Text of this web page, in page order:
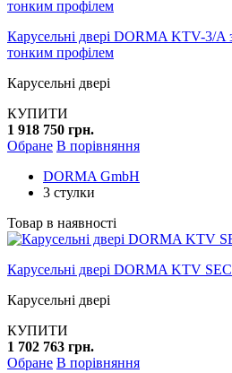
Карусельні двері DORMA KTV-3/A
тонким профілем
Карусельні двері
КУПИТИ
1 918 750 грн.
Обране В порівняння
DORMA GmbH
3 стулки
Товар в наявності
Карусельні двері DORMA KTV
Карусельні двері
КУПИТИ
1 702 763 грн.
Обране В порівняння